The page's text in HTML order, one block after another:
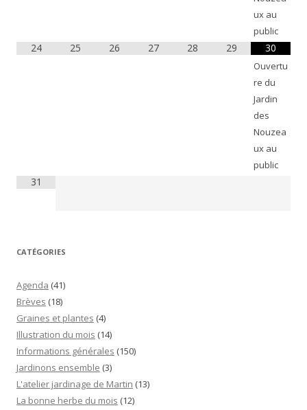
ux au
public
24 25 26 27 28 29 30
Ouvertu
re du
Jardin
des
Nouzea
ux au
public
31
CATÉGORIES
Agenda (41)
Brèves (18)
Graines et plantes (4)
Illustration du mois (14)
Informations générales (150)
Jardinons ensemble (3)
L'atelier jardinage de Martin (13)
La bonne herbe du mois (12)